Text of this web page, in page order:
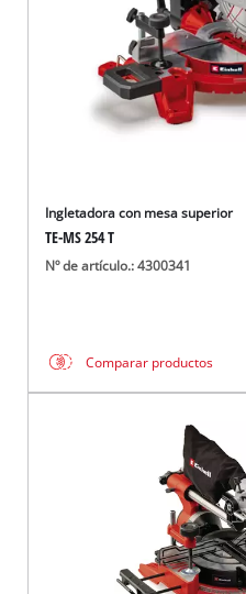
Ingletadora con mesa superior
TE-MS 254 T
Nº de artículo.: 4300341
Comparar productos